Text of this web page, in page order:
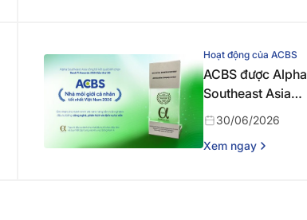
cho thị trường vốn
Hoạt động của ACBS
ACBS được Alpha
Southeast Asia
vinh danh Nhà môi
giới cá nhân tốt
nhất Việt Nam
30/06/2026
Xem ngay